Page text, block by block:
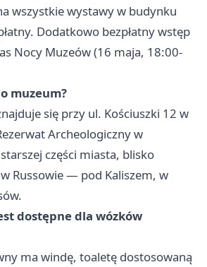
wszystkie wystawy w budynku
Dodatkowo bezpłatny wstęp
Nocy Muzeów (16 maja, 18:00-
muzeum?
się przy ul. Kościuszki 12 w
Archeologiczny w
części miasta, blisko
Russowie — pod Kaliszem, w
dostępne dla wózków
ma windę, toaletę dostosowaną